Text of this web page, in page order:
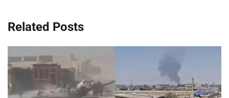
Related Posts